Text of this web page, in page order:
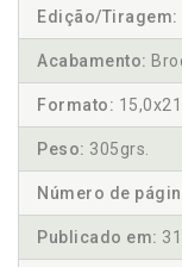
Edição/Tiragem:
Acabamento:
Formato:
Peso: 305grs.
Número de
Publicado em: